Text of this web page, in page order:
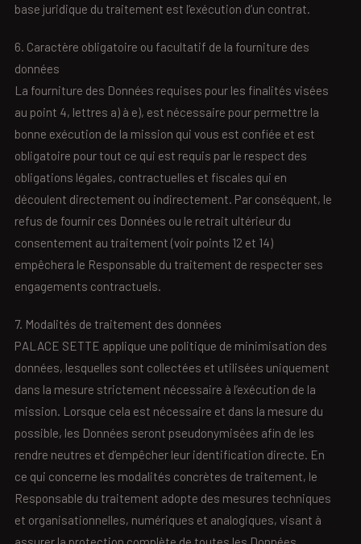
base juridique du traitement est l’exécution d’un contrat.
6. Caractère obligatoire ou facultatif de la fourniture des
données
La fourniture des Données requises pour les finalités visées
au point 4, lettres a) à e), est nécessaire pour permettre la
bonne exécution de la mission qui vous est confiée et est
obligatoire pour tout ce qui est requis par le respect des
obligations légales, contractuelles et fiscales qui en
découlent directement ou indirectement. Par conséquent, le
refus de fournir ces Données ou le retrait ultérieur du
consentement au traitement (voir points 12 et 14)
empêchera le Responsable du traitement de respecter ses
engagements contractuels.
7. Modalités de traitement des données
PALACE SETTE applique une politique de minimisation des
données, lesquelles sont collectées et utilisées uniquement
dans la mesure strictement nécessaire à l’exécution de la
mission. Lorsque cela est nécessaire et dans la mesure du
possible, les Données seront pseudonymisées afin de les
rendre neutres et d’empêcher leur identification directe. En
ce qui concerne les modalités concrètes de traitement, le
Responsable du traitement adopte des mesures techniques
et organisationnelles, numériques et analogiques, visant à